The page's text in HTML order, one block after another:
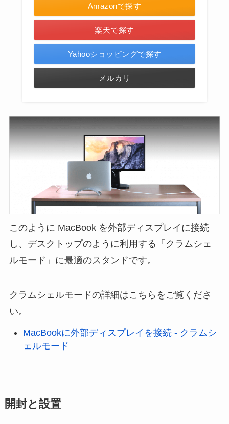
Amazonで探す
楽天で探す
Yahooショッピングで探す
メルカリ
このように MacBook を外部ディスプレイに接続
し、デスクトップのように利用する「クラムシェ
ルモード」に最適のスタンドです。
クラムシェルモードの詳細はこちらをご覧くださ
い。
MacBookに外部ディスプレイを接続 - クラムシ
ェルモード
開封と設置